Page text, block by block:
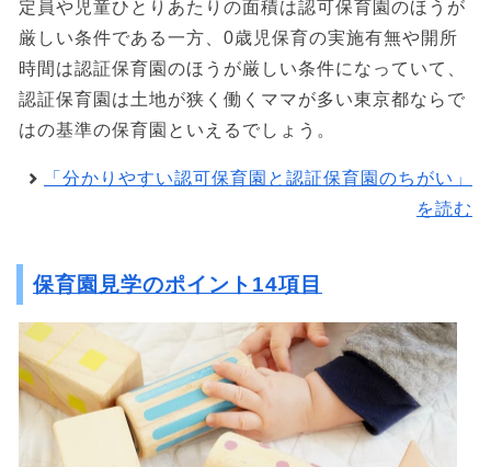
定員や児童ひとりあたりの面積は認可保育園のほうが
厳しい条件である一方、0歳児保育の実施有無や開所
時間は認証保育園のほうが厳しい条件になっていて、
認証保育園は土地が狭く働くママが多い東京都ならで
はの基準の保育園といえるでしょう。
「分かりやすい認可保育園と認証保育園のちがい」
を読む
保育園見学のポイント14項目